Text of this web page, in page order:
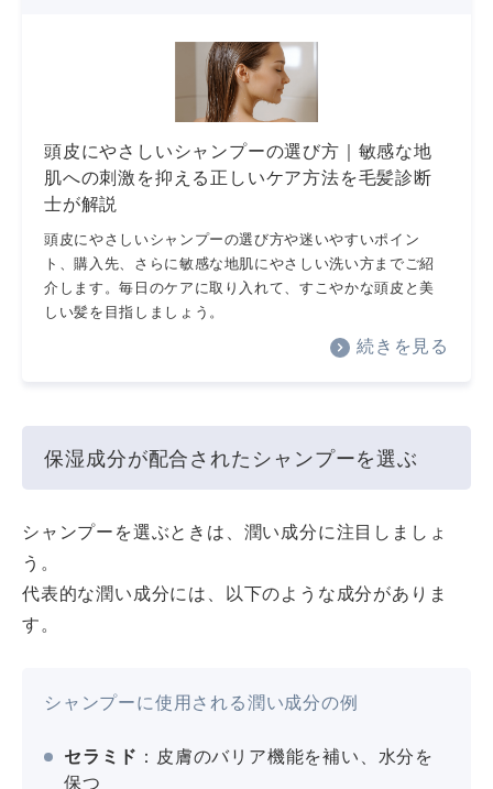
頭皮にやさしいシャンプーの選び方｜敏感な地
肌への刺激を抑える正しいケア方法を毛髪診断
士が解説
頭皮にやさしいシャンプーの選び方や迷いやすいポイン
ト、購入先、さらに敏感な地肌にやさしい洗い方までご紹
介します。毎日のケアに取り入れて、すこやかな頭皮と美
しい髪を目指しましょう。
続きを見る
保湿成分が配合されたシャンプーを選ぶ
シャンプーを選ぶときは、潤い成分に注目しましょ
う。
代表的な潤い成分には、以下のような成分がありま
す。
シャンプーに使用される潤い成分の例
セラミド ：皮膚のバリア機能を補い、水分を
保つ